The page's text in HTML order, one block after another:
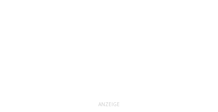
ANZEIGE